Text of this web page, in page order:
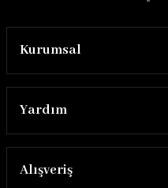
Kurumsal
Yardım
Alışveriş